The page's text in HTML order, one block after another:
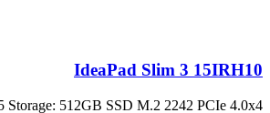
IdeaPad Slim 3 15IRH10
Storage: 512GB SSD M.2 2242 PCIe 4.0x4